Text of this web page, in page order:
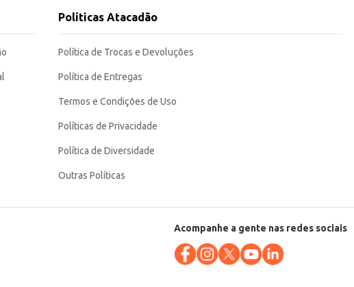
em preparações culinárias. Sua embalagem prática e o seu sabor agradável
Políticas Atacadão
Política de Trocas e Devoluções
Política de Entregas
Termos e Condições de Uso
Políticas de Privacidade
Política de Diversidade
Outras Políticas
Acompanhe a gente nas redes sociais